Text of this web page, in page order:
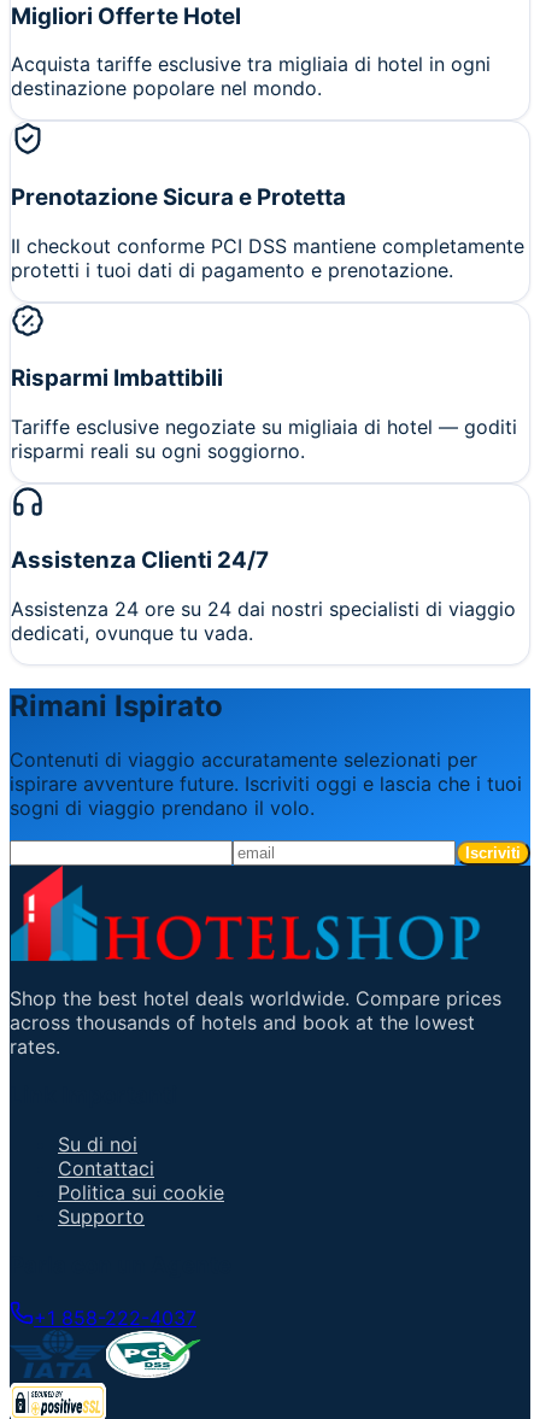
Migliori Offerte Hotel
Acquista tariffe esclusive tra migliaia di hotel in ogni
destinazione popolare nel mondo.
Prenotazione Sicura e Protetta
Il checkout conforme PCI DSS mantiene completamente
protetti i tuoi dati di pagamento e prenotazione.
Risparmi Imbattibili
Tariffe esclusive negoziate su migliaia di hotel — goditi
risparmi reali su ogni soggiorno.
Assistenza Clienti 24/7
Assistenza 24 ore su 24 dai nostri specialisti di viaggio
dedicati, ovunque tu vada.
Rimani Ispirato
Contenuti di viaggio accuratamente selezionati per
ispirare avventure future. Iscriviti oggi e lascia che i tuoi
sogni di viaggio prendano il volo.
Iscriviti
Shop the best hotel deals worldwide. Compare prices
across thousands of hotels and book at the lowest
rates.
Su di noi
Contattaci
Politica sui cookie
Supporto
+1 858-222-4037